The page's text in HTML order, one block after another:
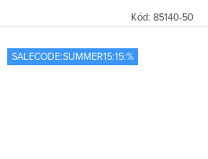
Kód: 85140-50
SALECODE:SUMMER15:15:%